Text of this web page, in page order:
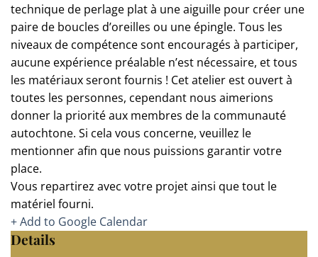
technique de perlage plat à une aiguille pour créer une
paire de boucles d’oreilles ou une épingle. Tous les
niveaux de compétence sont encouragés à participer,
aucune expérience préalable n’est nécessaire, et tous
les matériaux seront fournis ! Cet atelier est ouvert à
toutes les personnes, cependant nous aimerions
donner la priorité aux membres de la communauté
autochtone. Si cela vous concerne, veuillez le
mentionner afin que nous puissions garantir votre
place.
Vous repartirez avec votre projet ainsi que tout le
matériel fourni.
+ Add to Google Calendar
Details